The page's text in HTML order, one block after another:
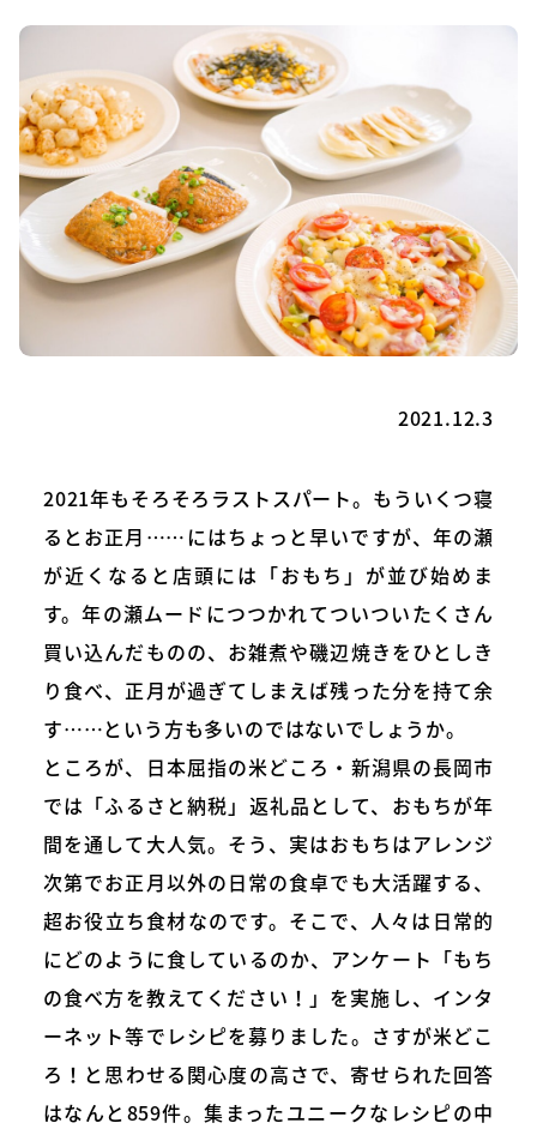
2021.12.3
2021年もそろそろラストスパート。もういくつ寝
るとお正月……にはちょっと早いですが、年の瀬
が近くなると店頭には「おもち」が並び始めま
す。年の瀬ムードにつつかれてついついたくさん
買い込んだものの、お雑煮や磯辺焼きをひとしき
り食べ、正月が過ぎてしまえば残った分を持て余
す……という方も多いのではないでしょうか。
ところが、日本屈指の米どころ・新潟県の長岡市
では「ふるさと納税」返礼品として、おもちが年
間を通して大人気。そう、実はおもちはアレンジ
次第でお正月以外の日常の食卓でも大活躍する、
超お役立ち食材なのです。そこで、人々は日常的
にどのように食しているのか、アンケート「もち
の食べ方を教えてください！」を実施し、インタ
ーネット等でレシピを募りました。さすが米どこ
ろ！と思わせる関心度の高さで、寄せられた回答
はなんと859件。集まったユニークなレシピの中